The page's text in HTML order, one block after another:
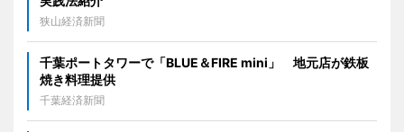
狭山経済新聞
千葉ポートタワーで「BLUE＆FIRE mini」 地元店が鉄板
焼き料理提供
千葉経済新聞